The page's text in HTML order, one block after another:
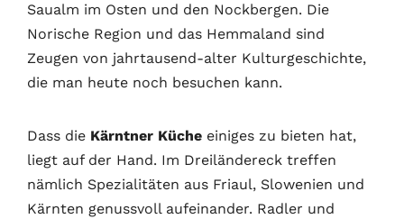
Saualm im Osten und den Nockbergen. Die
Norische Region und das Hemmaland sind
Zeugen von jahrtausend-alter Kulturgeschichte,
die man heute noch besuchen kann.
Dass die Kärntner Küche einiges zu bieten hat,
liegt auf der Hand. Im Dreiländereck treffen
nämlich Spezialitäten aus Friaul, Slowenien und
Kärnten genussvoll aufeinander. Radler und